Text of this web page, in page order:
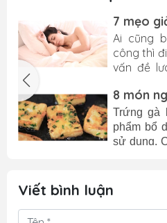
7 mẹo
tập thể
Ai cũng
công thì
vấn đề
mạnh,
và tập
nhiên
lực và
hoạch
8 món
trứng gà
Trứng gà
phẩm bổ
sử dụng.
Viết bình luận